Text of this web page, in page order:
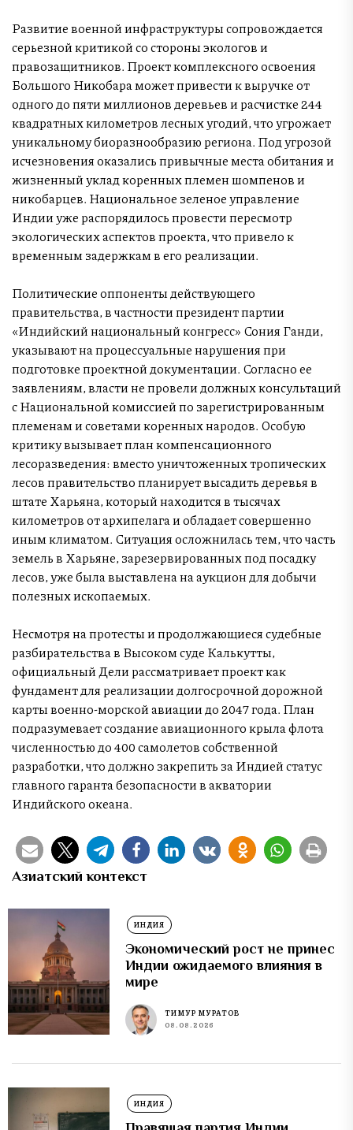
Развитие военной инфраструктуры сопровождается
серьезной критикой со стороны экологов и
правозащитников. Проект комплексного освоения
Большого Никобара может привести к выручке от
одного до пяти миллионов деревьев и расчистке 244
квадратных километров лесных угодий, что угрожает
уникальному биоразнообразию региона. Под угрозой
исчезновения оказались привычные места обитания и
жизненный уклад коренных племен шомпенов и
никобарцев. Национальное зеленое управление
Индии уже распорядилось провести пересмотр
экологических аспектов проекта, что привело к
временным задержкам в его реализации.
Политические оппоненты действующего
правительства, в частности президент партии
«Индийский национальный конгресс» Сония Ганди,
указывают на процессуальные нарушения при
подготовке проектной документации. Согласно ее
заявлениям, власти не провели должных консультаций
с Национальной комиссией по зарегистрированным
племенам и советами коренных народов. Особую
критику вызывает план компенсационного
лесоразведения: вместо уничтоженных тропических
лесов правительство планирует высадить деревья в
штате Харьяна, который находится в тысячах
километров от архипелага и обладает совершенно
иным климатом. Ситуация осложнилась тем, что часть
земель в Харьяне, зарезервированных под посадку
лесов, уже была выставлена на аукцион для добычи
полезных ископаемых.
Несмотря на протесты и продолжающиеся судебные
разбирательства в Высоком суде Калькутты,
официальный Дели рассматривает проект как
фундамент для реализации долгосрочной дорожной
карты военно-морской авиации до 2047 года. План
подразумевает создание авиационного крыла флота
численностью до 400 самолетов собственной
разработки, что должно закрепить за Индией статус
главного гаранта безопасности в акватории
Индийского океана.
Азиатский контекст
ИНДИЯ
Экономический рост не принес
Индии ожидаемого влияния в
мире
ТИМУР МУРАТОВ
08.08.2026
ИНДИЯ